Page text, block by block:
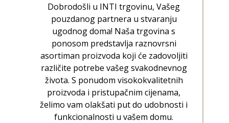
Dobrodošli u INTI trgovinu, Vašeg
pouzdanog partnera u stvaranju
ugodnog doma! Naša trgovina s
ponosom predstavlja raznovrsni
asortiman proizvoda koji će zadovoljiti
različite potrebe vašeg svakodnevnog
života. S ponudom visokokvalitetnih
proizvoda i pristupačnim cijenama,
želimo vam olakšati put do udobnosti i
funkcionalnosti u vašem domu.